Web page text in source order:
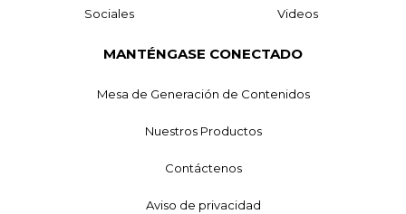
Sociales Videos
MANTÉNGASE CONECTADO
Mesa de Generación de Contenidos
Nuestros Productos
Contáctenos
Aviso de privacidad